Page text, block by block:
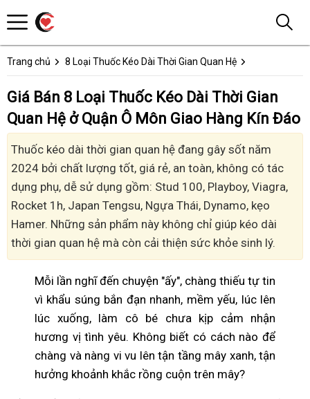
Trang chủ 8 Loại Thuốc Kéo Dài Thời Gian Quan Hệ
Giá Bán 8 Loại Thuốc Kéo Dài Thời Gian
Quan Hệ ở Quận Ô Môn Giao Hàng Kín Đáo
Thuốc kéo dài thời gian quan hệ đang gây sốt năm
2024 bởi chất lượng tốt, giá rẻ, an toàn, không có tác
dụng phụ, dễ sử dụng gồm: Stud 100, Playboy, Viagra,
Rocket 1h, Japan Tengsu, Ngựa Thái, Dynamo, kẹo
Hamer. Những sản phẩm này không chỉ giúp kéo dài
thời gian quan hệ mà còn cải thiện sức khỏe sinh lý.
Mỗi lần nghĩ đến chuyện "ấy", chàng thiếu tự tin
vì khẩu súng bắn đạn nhanh, mềm yếu, lúc lên
lúc xuống, làm cô bé chưa kịp cảm nhận
hương vị tình yêu. Không biết có cách nào để
chàng và nàng vi vu lên tận tầng mây xanh, tận
hưởng khoảnh khắc rồng cuộn trên mây?